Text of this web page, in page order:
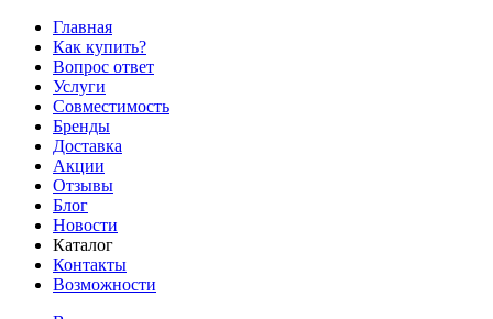
Главная
Как купить?
Вопрос ответ
Услуги
Совместимость
Бренды
Доставка
Акции
Отзывы
Блог
Новости
Каталог
Контакты
Возможности